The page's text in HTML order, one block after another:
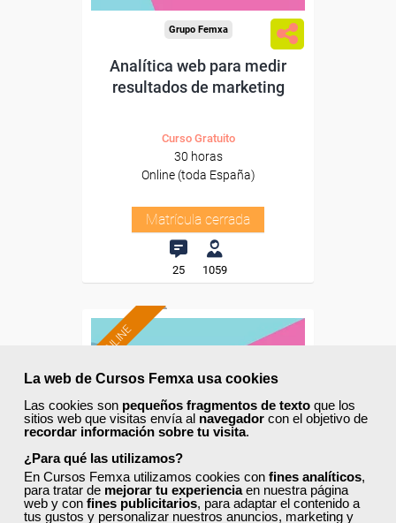
La web de Cursos Femxa usa cookies
Las cookies son pequeños fragmentos de texto que los
sitios web que visitas envía al navegador con el objetivo de
recordar información sobre tu visita.
¿Para qué las utilizamos?
En Cursos Femxa utilizamos cookies con fines analíticos,
para tratar de mejorar tu experienciaen nuestra página
web y con fines publicitarios, para adaptar el contenido a
tus gustos y personalizar nuestros anuncios, marketing y
Grupo Femxa
Analítica web para medir
resultados de marketing
Curso Gratuito
30 horas
Online (toda España)
Matrícula cerrada
25 1059
ONLINE